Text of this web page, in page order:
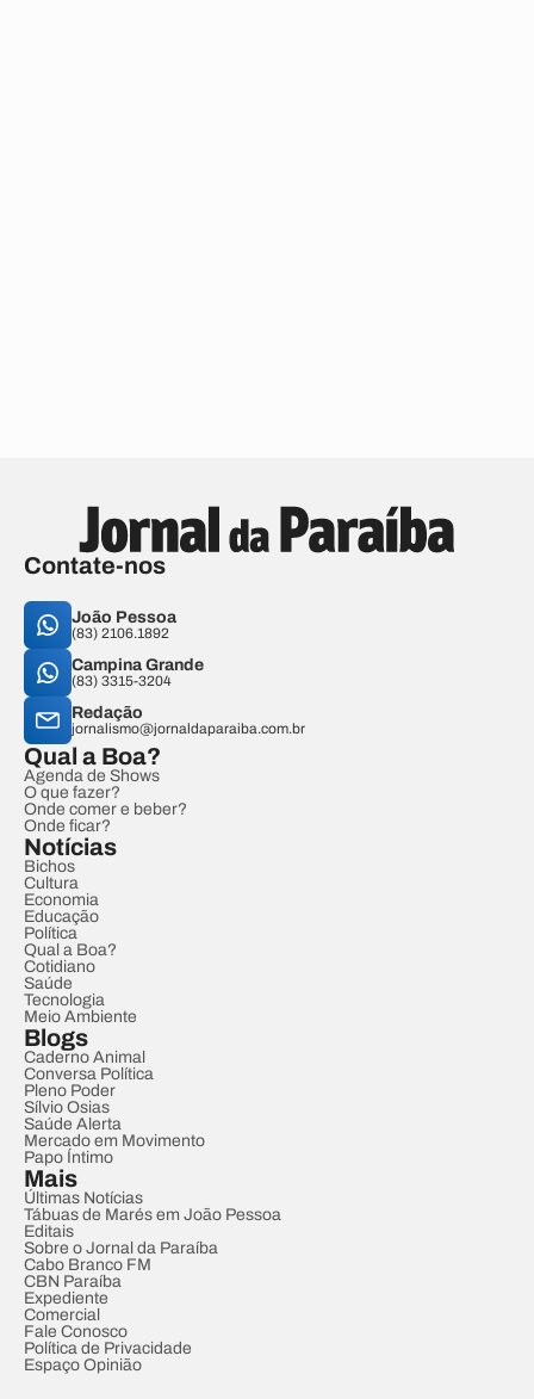
Contate-nos
João Pessoa
(83) 2106.1892
Campina Grande
(83) 3315-3204
Redação
jornalismo@jornaldaparaiba.com.br
Qual a Boa?
Agenda de Shows
O que fazer?
Onde comer e beber?
Onde ficar?
Notícias
Bichos
Cultura
Economia
Educação
Política
Qual a Boa?
Cotidiano
Saúde
Tecnologia
Meio Ambiente
Blogs
Caderno Animal
Conversa Política
Pleno Poder
Sílvio Osias
Saúde Alerta
Mercado em Movimento
Papo Íntimo
Mais
Últimas Notícias
Tábuas de Marés em João Pessoa
Editais
Sobre o Jornal da Paraíba
Cabo Branco FM
CBN Paraíba
Expediente
Comercial
Fale Conosco
Política de Privacidade
Espaço Opinião